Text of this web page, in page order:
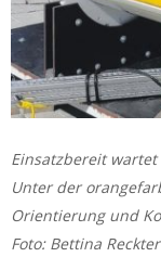
Einsatzbereit
Unter der
Orientierung und
Foto: Bettina Reckter